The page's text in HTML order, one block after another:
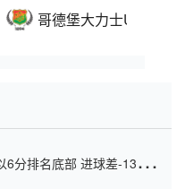
哥德堡大力士U21
分排名底部 进球差-13令人